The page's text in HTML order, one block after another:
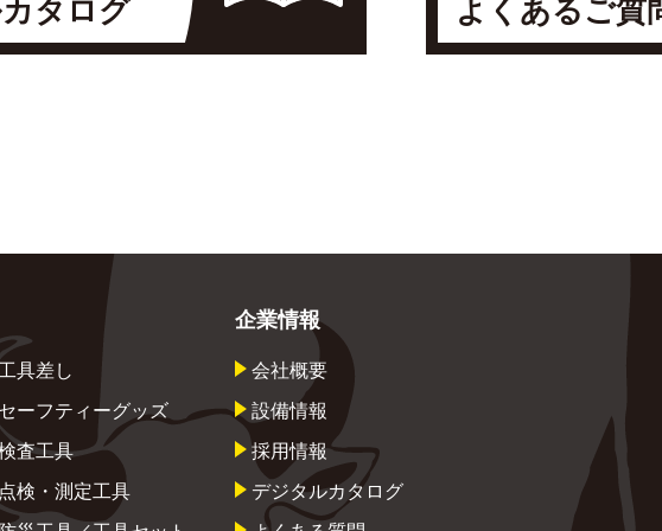
タログ よくあるご質
具差し
セーフティーグッズ
査工具
点検・測定工具
企業情報
会社概要
設備情報
採用情報
デジタルカタログ